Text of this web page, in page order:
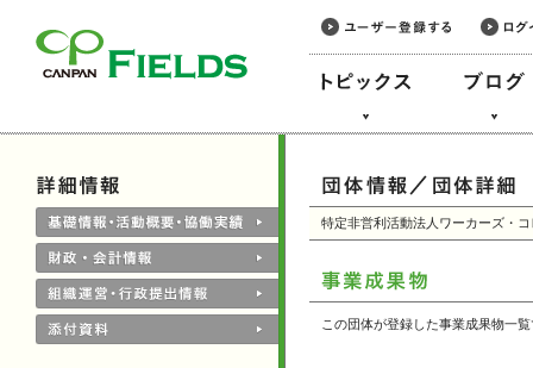
特定非営利活動法人ワーカーズ・
この団体が登録した事業成果物一